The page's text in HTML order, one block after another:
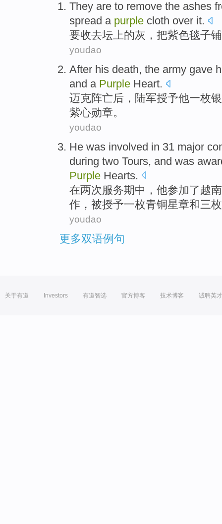
They are to remove the ashes
spread a purple cloth over it.
要收去坛上的灰 ，把紫色毯子铺
youdao
After his death, the army gave
and a Purple Heart.
迈克阵亡后 ， 陆军授予他一枚
紫心勋章。
youdao
He was involved in 31 major
during two Tours, and was
Purple Hearts.
在两次服务期中 ， 他参加了越
作， 被授予一枚青铜星章和三
youdao
更多双语例句
关于有道 Investors 有道智选 官方博客 技术博客 诚聘英才